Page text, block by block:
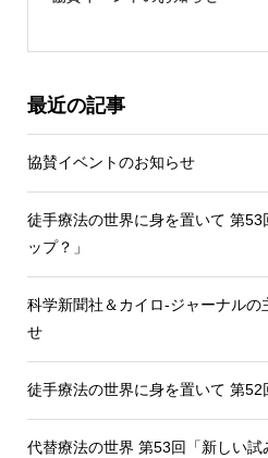
最近の記事
協賛イベントのお知らせ
徒手療法の世界に身を置いて 第
ップ？」
科学新聞社＆カイロ-ジャーナルの
せ
徒手療法の世界に身を置いて 第52
代替療法の世界 第53回「新しい試